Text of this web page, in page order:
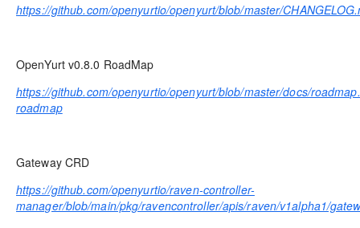
https://github.com/openyurtio/openyurt/blob/master/
OpenYurt v0.8.0 RoadMap
https://github.com/openyurtio/openyurt/blob/master/docs/
roadmap
Gateway CRD
https://github.com/openyurtio/raven-controller-
manager/blob/main/pkg/ravencontroller/apis/raven/v1alpha1/